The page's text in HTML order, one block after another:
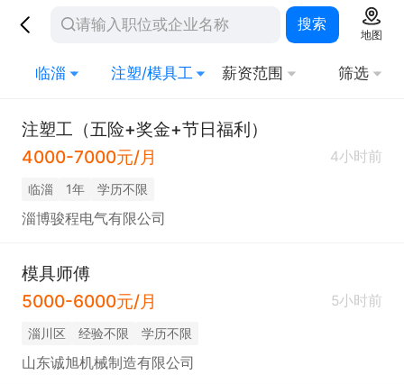
搜索
地图
临淄 注塑/模具工 薪资范围 筛选
注塑工（五险+奖金+节日福利）
4000-7000元/月
4小时前
临淄 1年 学历不限
淄博骏程电气有限公司
模具师傅
5000-6000元/月
5小时前
淄川区 经验不限 学历不限
山东诚旭机械制造有限公司